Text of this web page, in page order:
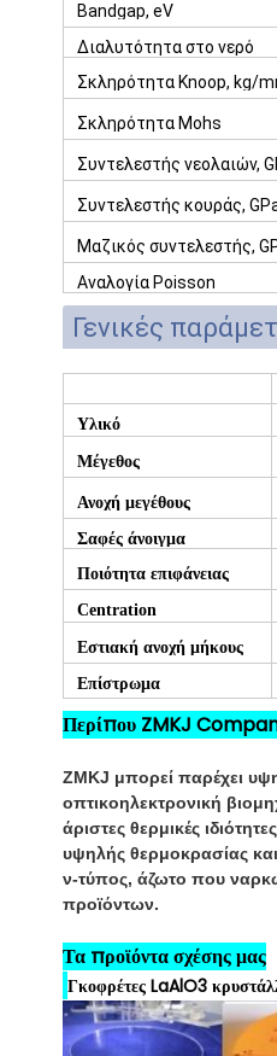
Bandgap, eV
Διαλυτότητα στο νερό
Σκληρότητα Knoop, kg/
Σκληρότητα Mohs
Συντελεστής νεολαιών,
Συντελεστής κουράς,
Μαζικός συντελεστής,
Αναλογία Poisson
Γενικές
Υλικό
Μέγεθος
Ανοχή μεγέθους
Σαφές άνοιγμα
Ποιότητα επιφάνειας
Centration
Εστιακή ανοχή μήκους
Επίστρωμα
Περίπου ZMKJ
ZMKJ μπορεί παρέχει
οπτικοηλεκτρονική
άριστες θερμικές
υψηλής θερμοκρασίας
ν-τύπος, άζωτο που
προϊόντων.
Τα προϊόντα σχέσης μας
Γκοφρέτες LaAlO3